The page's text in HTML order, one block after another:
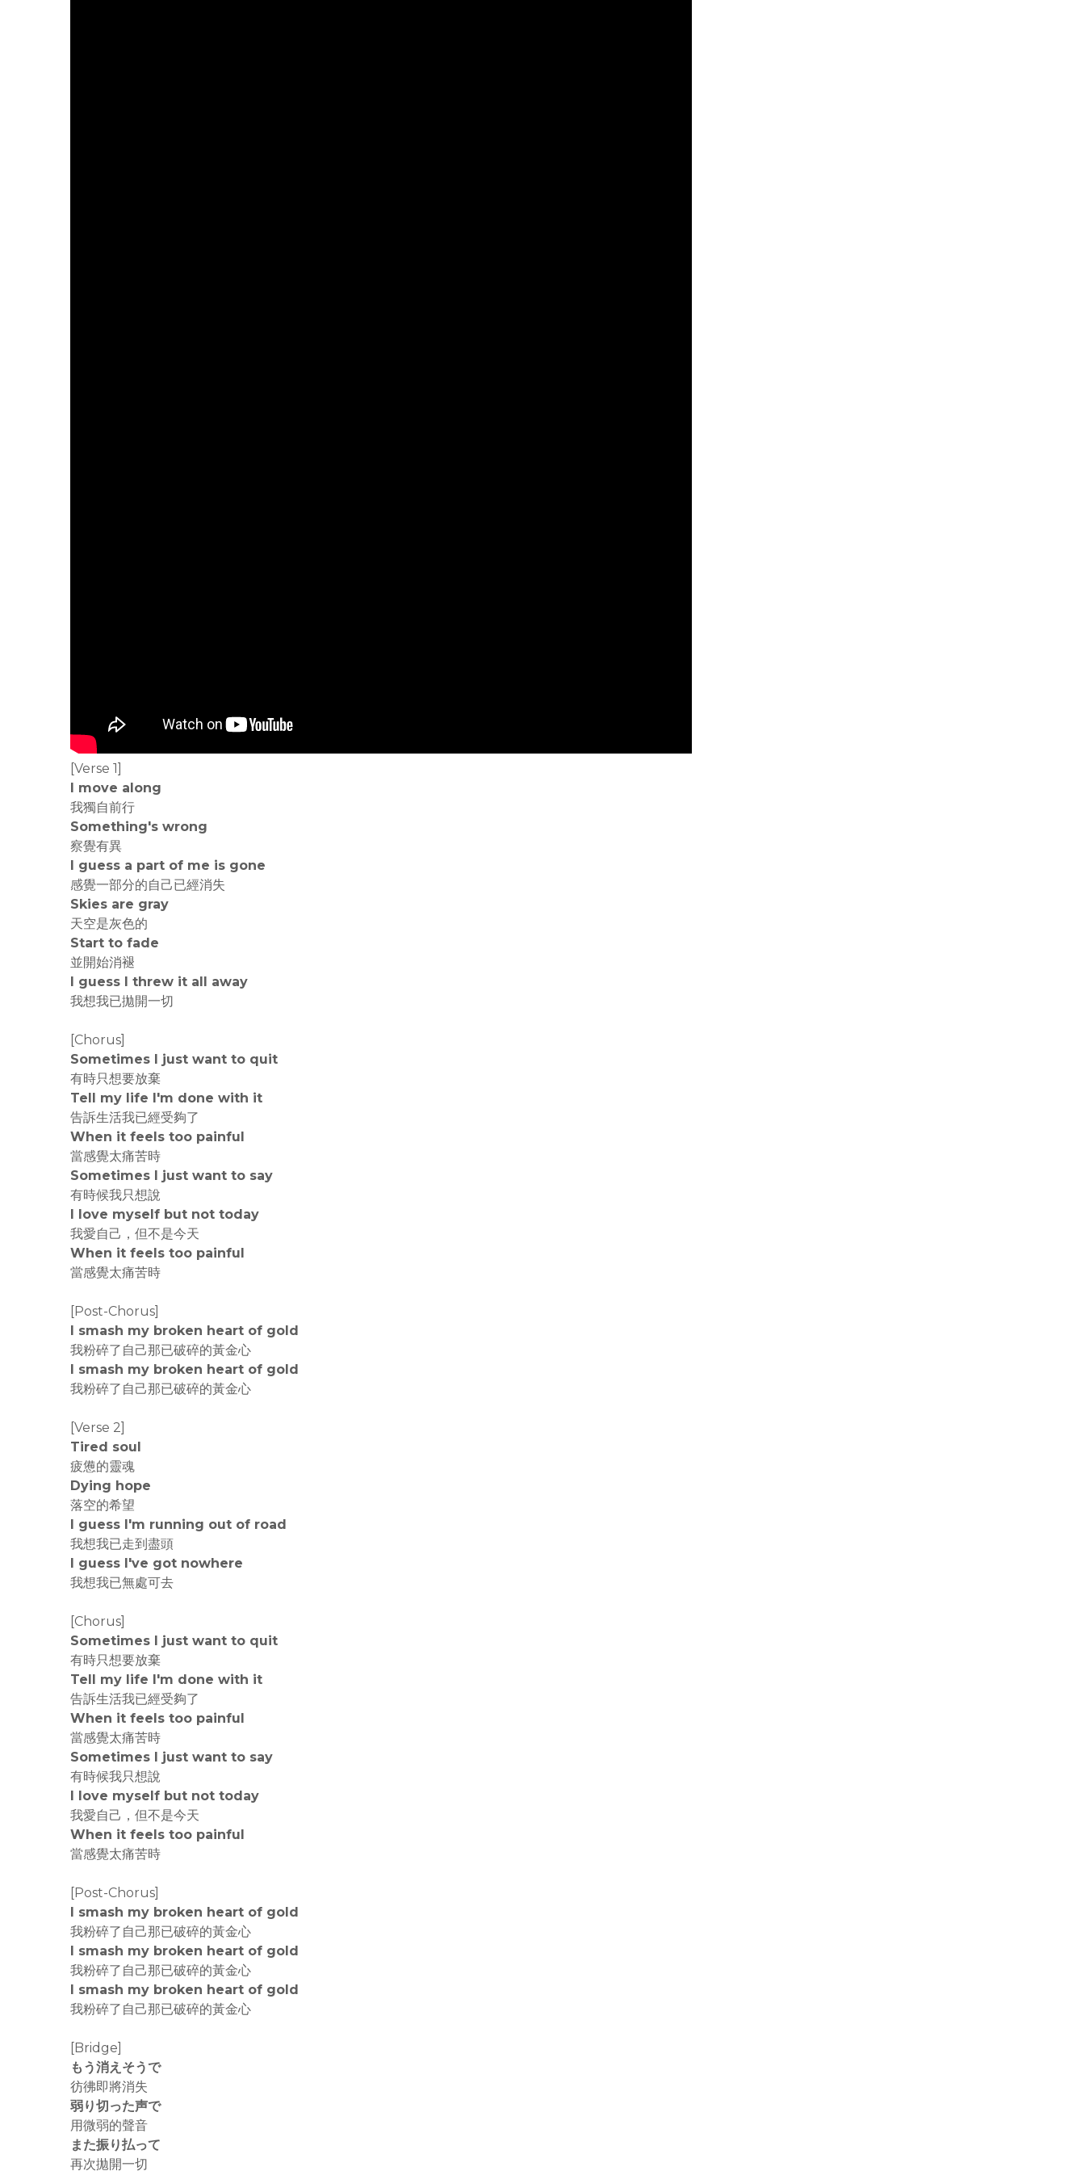
[Verse 1]
I move along
我獨自前行
Something's wrong
察覺有異
I guess a part of me is gone
感覺一部分的自己已經消失
Skies are gray
天空是灰色的
Start to fade
並開始消褪
I guess I threw it all away
我想我已拋開一切
[Chorus]
Sometimes I just want to quit
有時只想要放棄
Tell my life I'm done with it
告訴生活我已經受夠了
When it feels too painful
當感覺太痛苦時
Sometimes I just want to say
有時候我只想說
I love myself but not today
我愛自己，但不是今天
When it feels too painful
當感覺太痛苦時
[Post-Chorus]
I smash my broken heart of gold
我粉碎了自己那已破碎的黃金心
I smash my broken heart of gold
我粉碎了自己那已破碎的黃金心
[Verse 2]
Tired soul
疲憊的靈魂
Dying hope
落空的希望
I guess I'm running out of road
我想我已走到盡頭
I guess I've got nowhere
我想我已無處可去
[Chorus]
Sometimes I just want to quit
有時只想要放棄
Tell my life I'm done with it
告訴生活我已經受夠了
When it feels too painful
當感覺太痛苦時
Sometimes I just want to say
有時候我只想說
I love myself but not today
我愛自己，但不是今天
When it feels too painful
當感覺太痛苦時
[Post-Chorus]
I smash my broken heart of gold
我粉碎了自己那已破碎的黃金心
I smash my broken heart of gold
我粉碎了自己那已破碎的黃金心
I smash my broken heart of gold
我粉碎了自己那已破碎的黃金心
[Bridge]
もう消えそうで
彷彿即將消失
弱り切った声で
用微弱的聲音
また振り払って
再次拋開一切